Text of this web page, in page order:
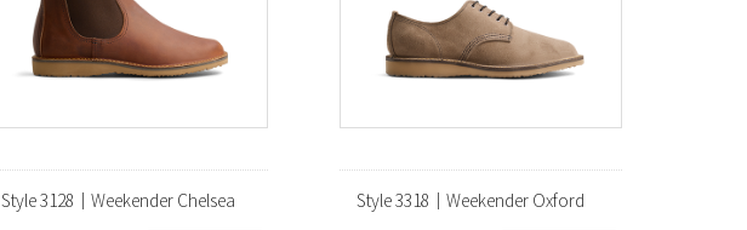
Style 3128｜Weekender Chelsea Style 3318｜Weekender Oxford